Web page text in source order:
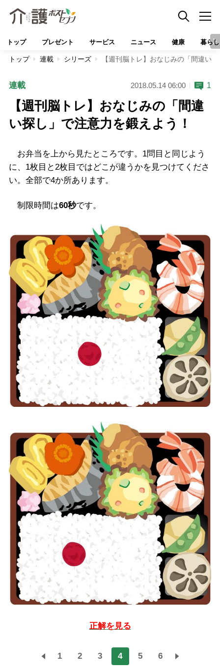
トップ プレゼント サービス ニュース 健康 暮らし
トップ 連載 シリーズ 【週刊脳トレ】おなじみの「間違い
連載 2018.05.14 06:00 1
【週刊脳トレ】おなじみの「間違
い探し」で注意力を鍛えよう！
お弁当を上から見たところです。1問目と同じよう
に、1枚目と2枚目ではどこが違うかを見つけてくださ
い。全部で4か所あります。
制限時間は60秒です。
正解を見る
1 2 3 4 5 6